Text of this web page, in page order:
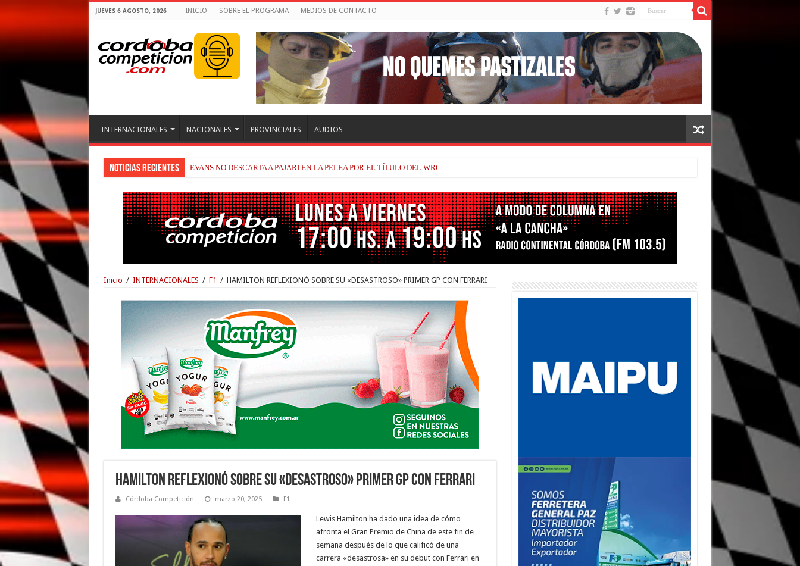
JUEVES 6 AGOSTO, 2026 INICIO SOBRE EL PROGRAMA MEDIOS DE CONTACTO
INTERNACIONALES NACIONALES PROVINCIALES AUDIOS
Noticias recientes RAÚL FERNÁNDEZ Y TRACKHOUSE, A CONTINUIDAD
Inicio / INTERNACIONALES / F1 / HAMILTON REFLEXIONÓ SOBRE SU «DESASTROSO» PRIMER GP CON FERRARI
HAMILTON REFLEXIONÓ SOBRE SU «DESASTROSO» PRIMER GP CON FERRARI
Córdoba Competición marzo 20, 2025 F1
Lewis Hamilton ha dado una idea de cómo
afronta el Gran Premio de China de este fin de
semana después de lo que calificó de una
carrera «desastrosa» en su debut con Ferrari en